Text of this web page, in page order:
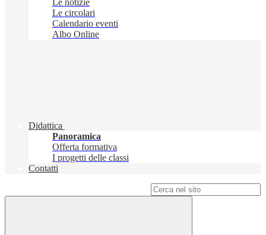
Le notizie
Le circolari
Calendario eventi
Albo Online
Didattica
Panoramica
Offerta formativa
I progetti delle classi
Contatti